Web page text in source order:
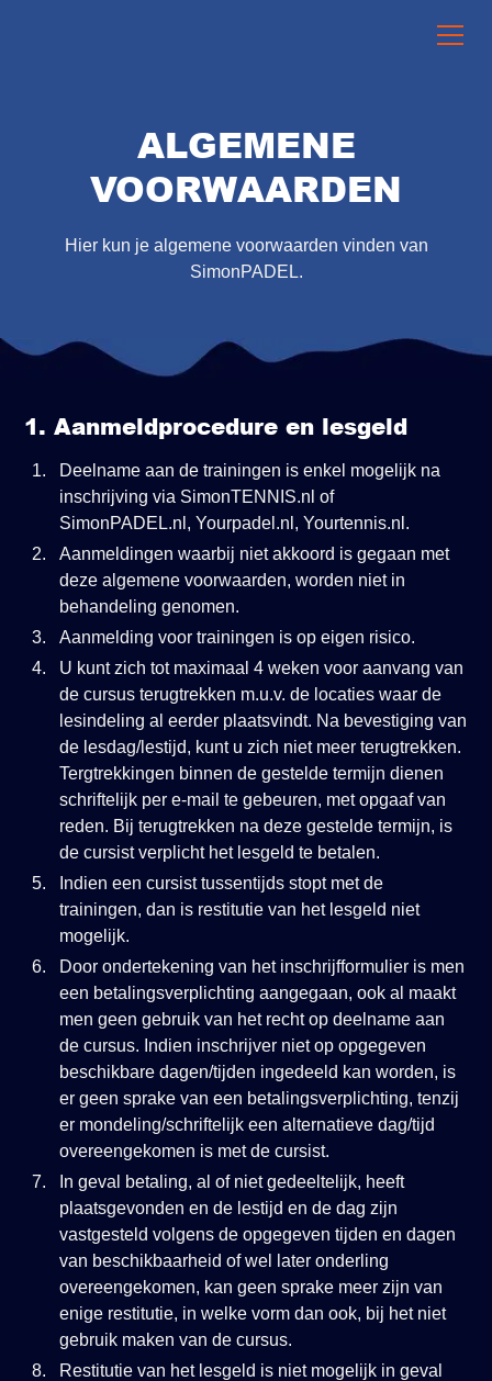
ALGEMENE
VOORWAARDEN
Hier kun je algemene voorwaarden vinden van
SimonPADEL.
1. Aanmeldprocedure en lesgeld
Deelname aan de trainingen is enkel mogelijk na
inschrijving via SimonTENNIS.nl of
SimonPADEL.nl, Yourpadel.nl, Yourtennis.nl.
Aanmeldingen waarbij niet akkoord is gegaan met
deze algemene voorwaarden, worden niet in
behandeling genomen.
Aanmelding voor trainingen is op eigen risico.
U kunt zich tot maximaal 4 weken voor aanvang van
de cursus terugtrekken m.u.v. de locaties waar de
lesindeling al eerder plaatsvindt. Na bevestiging van
de lesdag/lestijd, kunt u zich niet meer terugtrekken.
Tergtrekkingen binnen de gestelde termijn dienen
schriftelijk per e-mail te gebeuren, met opgaaf van
reden. Bij terugtrekken na deze gestelde termijn, is
de cursist verplicht het lesgeld te betalen.
Indien een cursist tussentijds stopt met de
trainingen, dan is restitutie van het lesgeld niet
mogelijk.
Door ondertekening van het inschrijfformulier is men
een betalingsverplichting aangegaan, ook al maakt
men geen gebruik van het recht op deelname aan
de cursus. Indien inschrijver niet op opgegeven
beschikbare dagen/tijden ingedeeld kan worden, is
er geen sprake van een betalingsverplichting, tenzij
er mondeling/schriftelijk een alternatieve dag/tijd
overeengekomen is met de cursist.
In geval betaling, al of niet gedeeltelijk, heeft
plaatsgevonden en de lestijd en de dag zijn
vastgesteld volgens de opgegeven tijden en dagen
van beschikbaarheid of wel later onderling
overeengekomen, kan geen sprake meer zijn van
enige restitutie, in welke vorm dan ook, bij het niet
gebruik maken van de cursus.
Restitutie van het lesgeld is niet mogelijk in geval